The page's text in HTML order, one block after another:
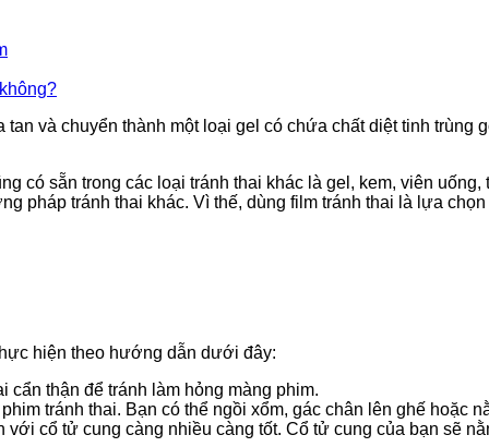
đầu
và chuyển thành một loại gel có chứa chất diệt tinh trùng
có sẵn trong các loại tránh thai khác là gel, kem, viên
pháp tránh thai khác. Vì thế, dùng film tránh thai là lựa
hiện theo hướng dẫn dưới đây:
thận để tránh làm hỏng màng phim.
tránh thai. Bạn có thể ngồi xổm, gác chân lên ghế hoặc
cổ tử cung càng nhiều càng tốt. Cổ tử cung của bạn sẽ